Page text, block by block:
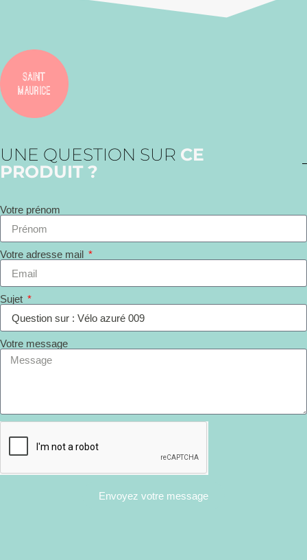
UNE QUESTION SUR CE
PRODUIT ?
Votre prénom
Votre adresse mail
Sujet
Votre message
Envoyez votre message